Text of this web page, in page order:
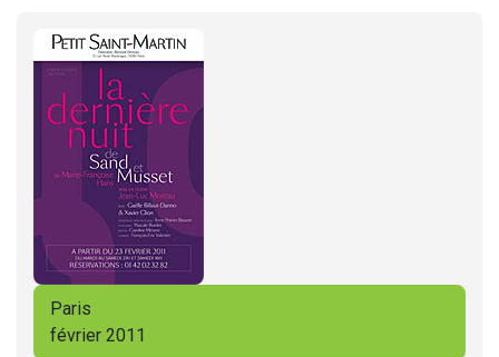
Paris
février 2011